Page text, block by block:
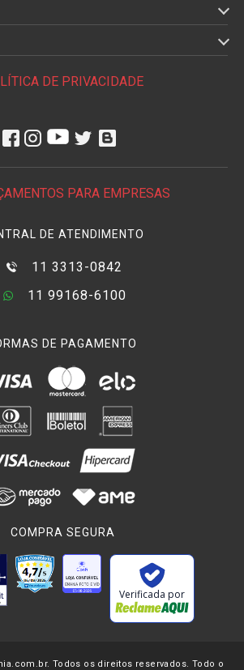
DE PRIVACIDADE
PARA EMPRESAS
DE ATENDIMENTO
11 3313-0842
11 99168-6100
DE PAGAMENTO
COMPRA SEGURA
Verificada por
Todos os direitos reservados. Todo o